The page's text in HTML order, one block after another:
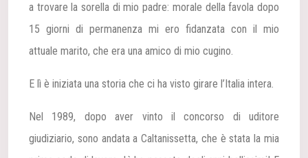
a trovare la sorella di mio padre: morale della favola dopo
15 giorni di permanenza mi ero fidanzata con il mio
attuale marito, che era una amico di mio cugino.
E lì è iniziata una storia che ci ha visto girare l’Italia intera.
Nel 1989, dopo aver vinto il concorso di uditore
giudiziario, sono andata a Caltanissetta, che è stata la mia